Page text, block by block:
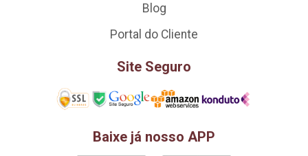
Blog
Portal do Cliente
Site Seguro
Baixe já nosso APP